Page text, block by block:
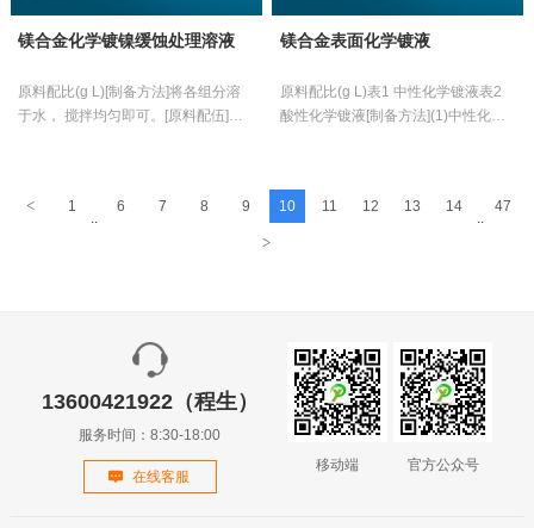
镁合金化学镀镍缓蚀处理溶液
原料配比(g L)[制备方法]将各组分溶
于水， 搅拌均匀即可。[原料配伍]本
镁合金表面化学镀液
原料配比(g L)表1 中性化学镀液表2
酸性化学镀液[制备方法](1)中性化学
< 1
..
6 7 8 9 10 11 12 13 14
..
47
>
13600421922（程生）
服务时间：8:30-18:00
在线客服
移动端 官方公众号